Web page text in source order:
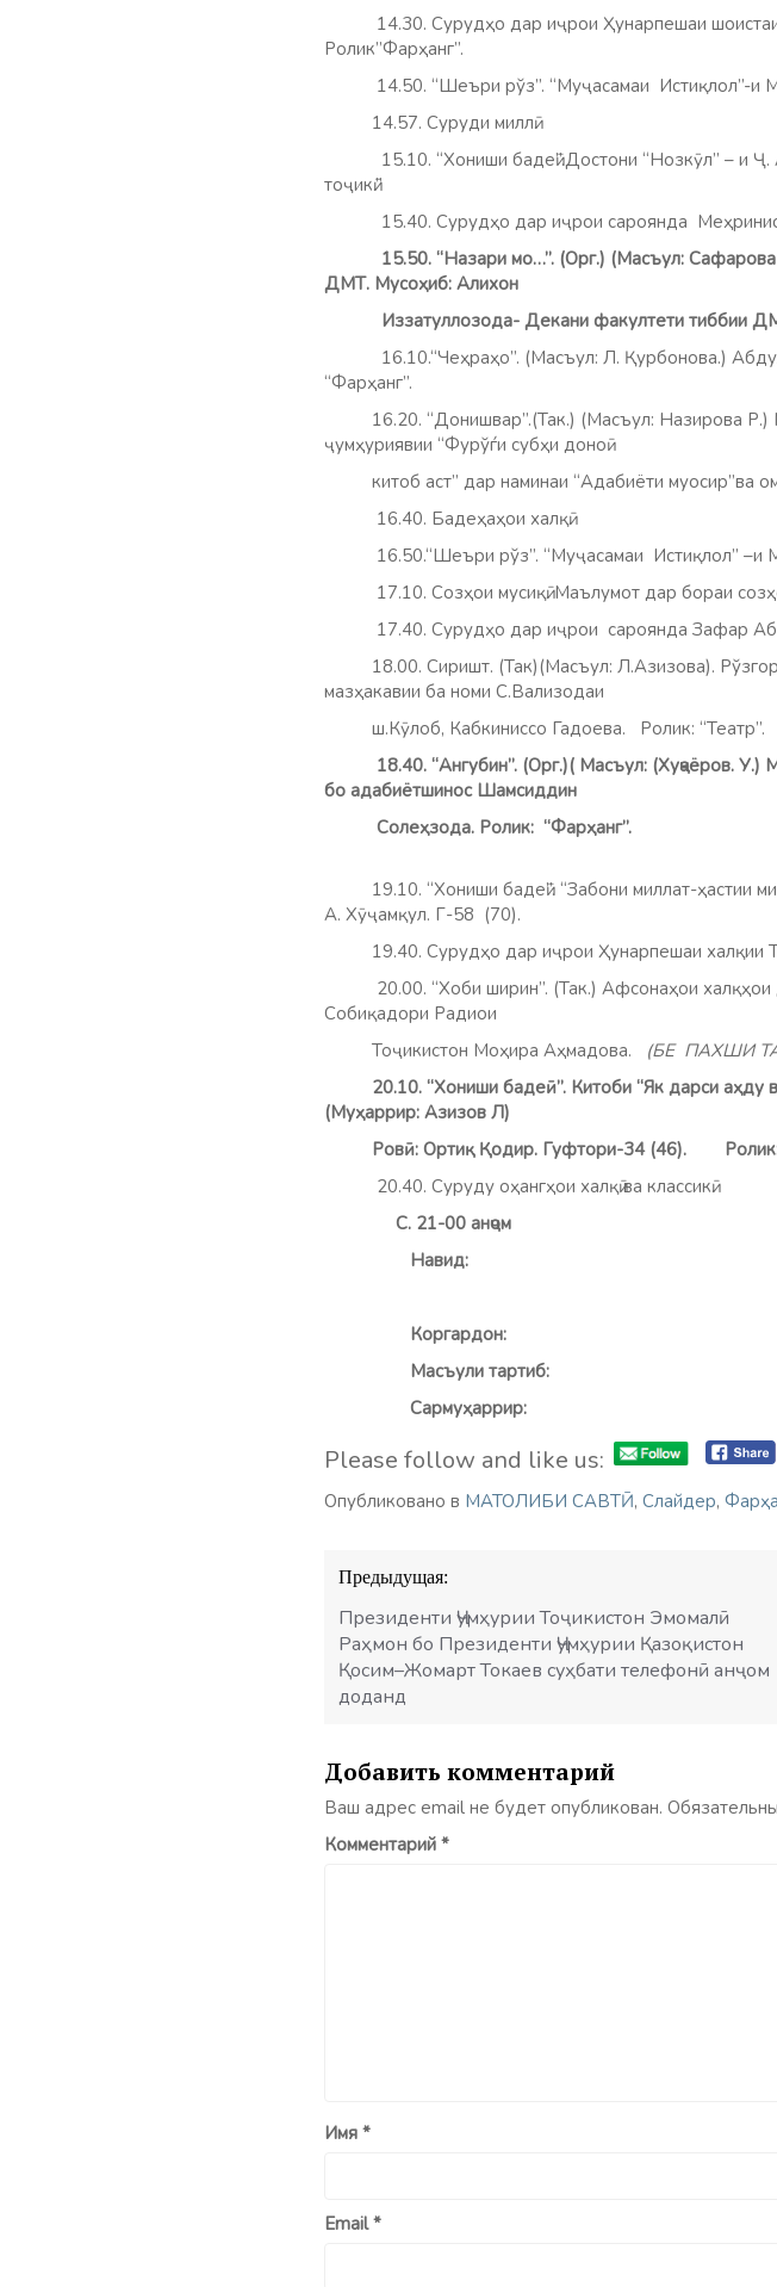
14.30. Сурудҳо дар иҷрои Ҳунарпешаи
14.50. “Шеъри рўз”. “Муҷасамаи
14.57. Суруди миллӣ.
15.10. “Хониши бадеӣ”.Достони “Нозкӯл” – и
тоҷикӣ.”
15.40. Сурудҳо дар иҷрои сароянда
15.50. “Назари мо…”. (Орг.) (Масъул:
ДМТ. Мусоҳиб: Алихон
Иззатуллозода- Декани факултети тиббии
16.10.“Чеҳраҳо”. (Масъул: Л. Қурбонова.)
16.20. “Донишвар”.(Так.) (Масъул: Назирова
ҷумҳуриявии “Фурўѓи субҳи доноӣ
китоб аст” дар наминаи “Адабиёти
16.40. Бадеҳаҳои халқӣ.
16.50.“Шеъри рўз”. “Муҷасамаи
17.10. Созҳои мусиқӣ. Маълумот дар бораи
17.40. Сурудҳо дар иҷрои сароянда Зафар
18.00. Сиришт. (Так)(Масъул: Л.Азизова). Рўзгор
мазҳакавии ба номи С.Вализодаи
ш.Кӯлоб, Кабкиниссо Гадоева. Ролик:
18.40. “Ангубин”. (Орг.)( Масъул: (Хуҷаёров. У.)
бо адабиётшинос Шамсиддин
Солеҳзода. Ролик: “Фарҳанг”.
19.10. “Хониши бадеӣ”. “Забони миллат-ҳастии
А. Хӯҷамқул. Г-58 (70).
19.40. Сурудҳо дар иҷрои Ҳунарпешаи халқии
20.00. “Хоби ширин”. (Так.) Афсонаҳои халқҳои
Собиқадори Радиои
Тоҷикистон Моҳира Аҳмадова. (БЕ ПАХШИ
20.10. “Хониши бадеӣ”. Китоби “Як дарси
(Муҳаррир: Азизов Л)
Ровӣ: Ортиқ Қодир. Гуфтори-34 (46).
20.40. Суруду оҳангҳои халқӣ ва
С. 21-00 анҷом
Навид:
Коргардон:
Масъули тартиб:
Сармуҳаррир:
Please follow and like us:
Опубликовано в МАТОЛИБИ САВТӢ, Слайдер,
Навигация
по
записям
Предыдущая:
Президенти Ҷумҳурии Тоҷикистон Эмомалӣ
Раҳмон бо Президенти Ҷумҳурии Қазоқистон
Қосим–Жомарт Токаев суҳбати телефонӣ анҷом
доданд
Добавить комментарий
Ваш адрес email не будет опубликован.
Комментарий *
Имя *
Email*